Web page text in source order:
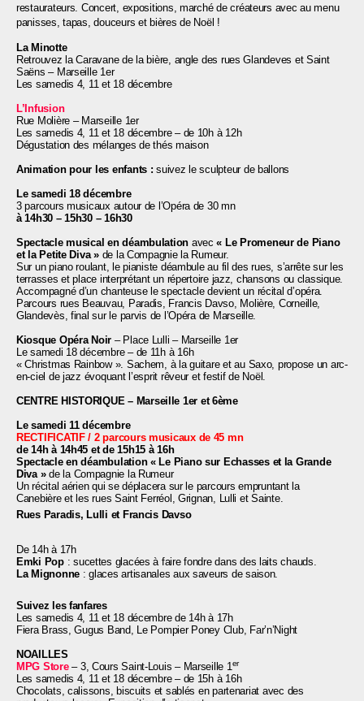
restaurateurs. Concert, expositions, marché de créateurs avec au menu
panisses, tapas, douceurs et bières de Noël !
La Minotte
Retrouvez la Caravane de la bière, angle des rues Glandeves et Saint
Saëns – Marseille 1er
Les samedis 4, 11 et 18 décembre
L’Infusion
Rue Molière – Marseille 1er
Les samedis 4, 11 et 18 décembre – de 10h à 12h
Dégustation des mélanges de thés maison
Animation pour les enfants : suivez le sculpteur de ballons
Le samedi 18 décembre
3 parcours musicaux autour de l’Opéra de 30 mn
à 14h30 – 15h30 – 16h30
Spectacle musical en déambulation avec« Le Promeneur de Piano
et la Petite Diva »de la Compagnie la Rumeur.
Sur un piano roulant, le pianiste déambule au fil des rues, s’arrête sur les
terrasses et place interprétant un répertoire jazz, chansons ou classique.
Accompagné d’un chanteuse le spectacle devient un récital d’opéra.
Parcours rues Beauvau, Paradis, Francis Davso, Molière, Corneille,
Glandevès, final sur le parvis de l’Opéra de Marseille.
Kiosque Opéra Noir – Place Lulli – Marseille 1er
Le samedi 18 décembre – de 11h à 16h
« Christmas Rainbow ». Sachem, à la guitare et au Saxo, propose un arc-
en-ciel de jazz évoquant l’esprit rêveur et festif de Noël.
CENTRE HISTORIQUE – Marseille 1er et 6ème
Le samedi 11 décembre
RECTIFICATIF / 2 parcours musicaux de 45 mn
de 14h à 14h45 et de 15h15 à 16h
Spectacle en déambulation « Le Piano sur Echasses et la Grande
Diva »de la Compagnie la Rumeur
Un récital aérien qui se déplacera sur le parcours empruntant la
Canebière et les rues Saint Ferréol, Grignan, Lulli et Sainte.
Rues Paradis, Lulli et Francis Davso
De 14h à 17h
Emki Pop:sucettes glacées à faire fondre dans des laits chauds.
La Mignonne :glaces artisanales aux saveurs de saison.
Suivez les fanfares
Les samedis 4, 11 et 18 décembre de 14h à 17h
Fiera Brass, Gugus Band, Le Pompier Poney Club, Far’n’Night
NOAILLES
MPG Store – 3, Cours Saint-Louis – Marseille 1er
Les samedis 4, 11 et 18 décembre– de 15h à 16h
Chocolats, calissons, biscuits et sablés en partenariat avec des